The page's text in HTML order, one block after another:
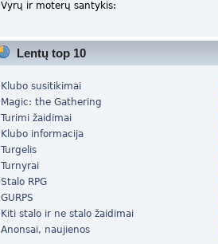
Vyrų ir moterų santykis:
Lentų top 10
Klubo susitikimai
Magic: the Gathering
Turimi žaidimai
Klubo informacija
Turgelis
Turnyrai
Stalo RPG
GURPS
Kiti stalo ir ne stalo žaidimai
Anonsai, naujienos